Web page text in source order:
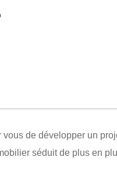
vous de développer un
séduit de plus en